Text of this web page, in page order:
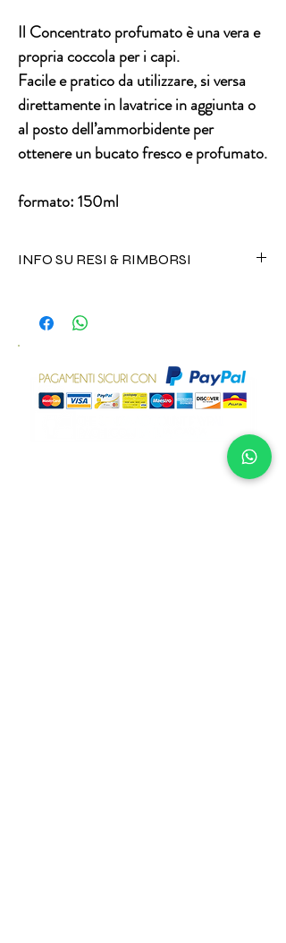
Il Concentrato profumatoè una vera e
propria coccola per i capi.
Facile e pratico da utilizzare, si versa
direttamente in lavatrice in aggiunta o
al posto dell’ammorbidente per
ottenere un bucato fresco e profumato.
formato: 150ml
INFO SU RESI & RIMBORSI
Tutta l'oggettistica può invece essere
sostituita in caso di danneggiamento
durante trasporto inviando un messaggio
al numero +39 3496820417